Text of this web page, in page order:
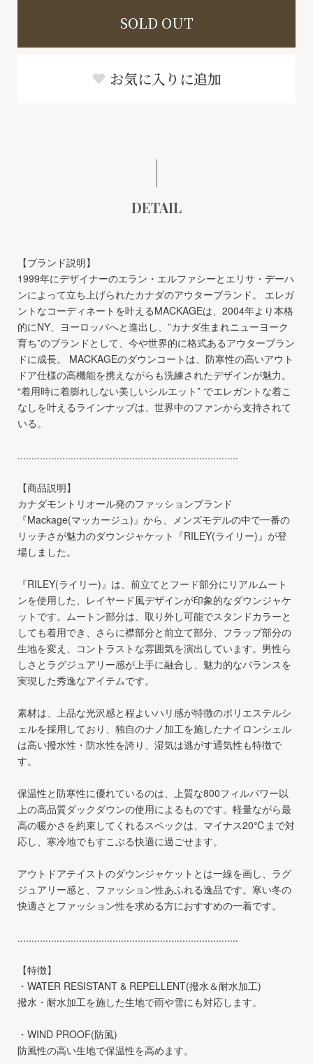
SOLD OUT
お気に入りに追加
DETAIL
【ブランド説明】
1999年にデザイナーのエラン・エルファシーとエリサ・デーハ
ンによって立ち上げられたカナダのアウターブランド。 エレガ
ントなコーディネートを叶えるMACKAGEは、2004年より本格
的にNY、ヨーロッパへと進出し、”カナダ生まれニューヨーク
育ち”のブランドとして、今や世界的に格式あるアウターブラン
ドに成長。 MACKAGEのダウンコートは、防寒性の高いアウト
ドア仕様の高機能を携えながらも洗練されたデザインが魅力。
“着用時に着膨れしない美しいシルエット” でエレガントな着こ
なしを叶えるラインナップは、世界中のファンから支持されて
いる。
...............................................................................
【商品説明】
カナダモントリオール発のファッションブランド
『Mackage(マッカージュ)』から、メンズモデルの中で一番の
リッチさが魅力のダウンジャケット『RILEY(ライリー)』が登
場しました。
『RILEY(ライリー)』は、前立てとフード部分にリアルムート
ンを使用した、レイヤード風デザインが印象的なダウンジャケ
ットです。ムートン部分は、取り外し可能でスタンドカラーと
しても着用でき、さらに襟部分と前立て部分、フラップ部分の
生地を変え、コントラストな雰囲気を演出しています。男性ら
しさとラグジュアリー感が上手に融合し、魅力的なバランスを
実現した秀逸なアイテムです。
素材は、上品な光沢感と程よいハリ感が特徴のポリエステルシ
ェルを採用しており、独自のナノ加工を施したナイロンシェル
は高い撥水性・防水性を誇り、湿気は逃がす通気性も特徴で
す。
保温性と防寒性に優れているのは、上質な800フィルパワー以
上の高品質ダックダウンの使用によるものです。軽量ながら最
高の暖かさを約束してくれるスペックは、マイナス20℃まで対
応し、寒冷地でもすこぶる快適に過ごせます。
アウトドアテイストのダウンジャケットとは一線を画し、ラグ
ジュアリー感と、ファッション性あふれる逸品です。寒い冬の
快適さとファッション性を求める方におすすめの一着です。
...............................................................................
【特徴】
・WATER RESISTANT & REPELLENT(撥水＆耐水加工)
撥水・耐水加工を施した生地で雨や雪にも対応します。
・WIND PROOF(防風)
防風性の高い生地で保温性を高めます。